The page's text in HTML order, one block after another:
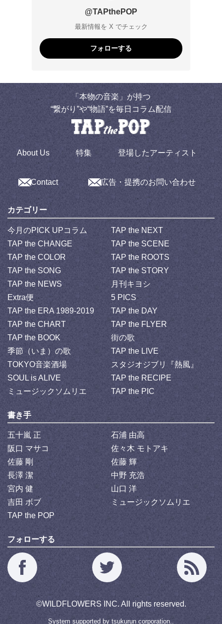
@TAPthePOP
最新情報を X でチェック
フォローする
「本物の音楽」が持つ
“繋がり”や“物語”を毎日コラム配信
About Us 特集 登場したアーティスト
Contact 広告・提携のお問い合わせ
カテゴリー
今月のPICK UPコラム
TAP the NEXT
TAP the CHANGE
TAP the SCENE
TAP the COLOR
TAP the ROOTS
TAP the SONG
TAP the STORY
TAP the NEWS
月刊キヨシ
Extra便
5 PICS
TAP the ERA 1989-2019
TAP the DAY
TAP the CHART
TAP the FLYER
TAP the BOOK
街の歌
季節（いま）の歌
TAP the LIVE
TOKYO音楽酒場
スタジオジブリ『熱風』
SOUL is ALIVE
TAP the RECIPE
ミュージックソムリエ
TAP the PIC
書き手
五十嵐 正
石浦 由高
阪口 マサコ
佐々木 モトアキ
佐藤 剛
佐藤 輝
長澤 潔
中野 充浩
宮内 健
山口 洋
吉田 ボブ
ミュージックソムリエ
TAP the POP
フォローする
©WILDFLOWERS INC. All rights reserved.
System supported by tsukurun corporation..